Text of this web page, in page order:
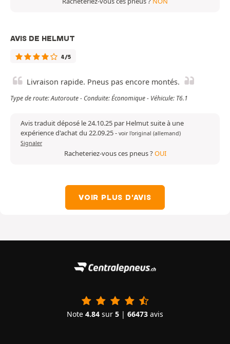
AVIS DE HELMUT
4/5
Livraison rapide. Pneus pas encore montés.
Type de route: Autoroute - Conduite: Économique - Véhicule: T6.1
Avis traduit déposé le 24.10.25 par Helmut suite à une
expérience d'achat du 22.09.25- voir l'original (allemand)
Signaler
Racheteriez-vous ces pneus ?OUI
VOIR PLUS D'AVIS
Note 4.84 sur 5 | 66473 avis